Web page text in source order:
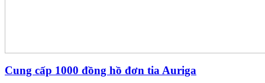
Cung cấp 1000 đồng hồ đơn tia Auriga